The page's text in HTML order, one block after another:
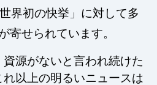
界初の快挙」に対して多
寄せられています。
資源がないと言われ続けた
れ以上の明るいニュースは